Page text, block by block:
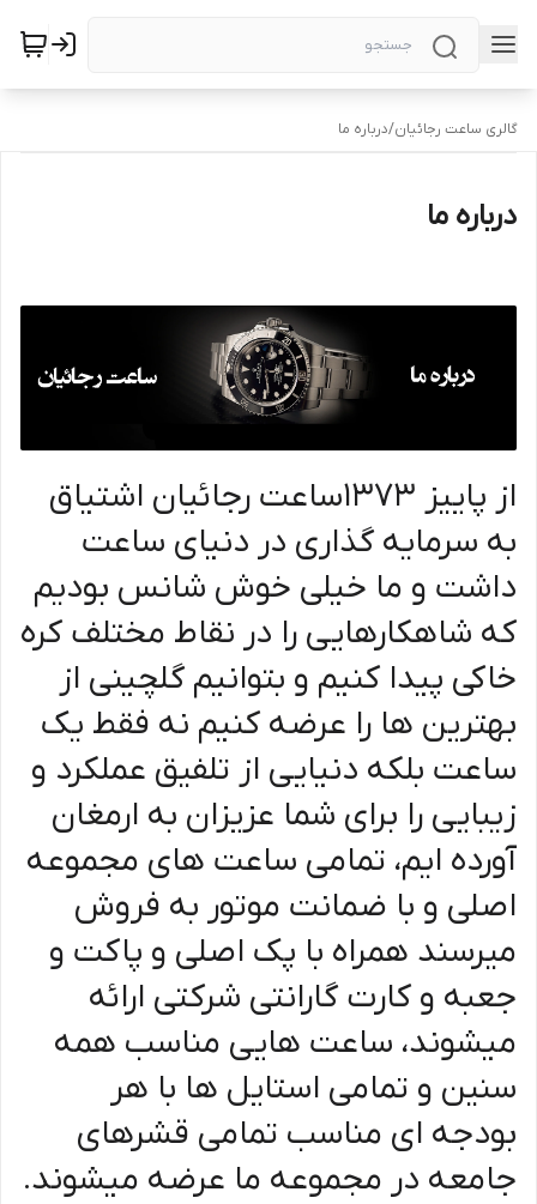
گالری ساعت رجائیان/درباره ما
درباره ما
از پاییز 1373ساعت رجائیان اشتیاق
به سرمایه گذاری در دنیای ساعت
داشت و ما خیلی خوش شانس بودیم
که شاهکارهایی را در نقاط مختلف کره
خاکی پیدا کنیم و بتوانیم گلچینی از
بهترین ها را عرضه کنیم نه فقط یک
ساعت بلکه دنیایی از تلفیق عملکرد و
زیبایی را برای شما عزیزان به ارمغان
آورده ایم، تمامی ساعت های مجموعه
اصلی و با ضمانت موتور به فروش
میرسند همراه با پک اصلی و پاکت و
جعبه و کارت گارانتی شرکتی ارائه
میشوند، ساعت هایی مناسب همه
سنین و تمامی استایل ها با هر
بودجه ای مناسب تمامی قشرهای
جامعه در مجموعه ما عرضه میشوند.